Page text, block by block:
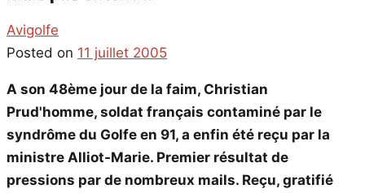
Avigolfe
Posted on 11 juillet 2005
A son 48ème jour de la faim, Christian
Prud'homme, soldat français contaminé par le
syndrôme du Golfe en 91, a enfin été reçu par la
ministre Alliot-Marie. Premier résultat de
pressions par de nombreux mails. Reçu, gratifié